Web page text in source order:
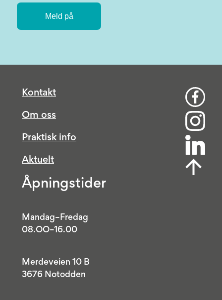
Kontakt
Om oss
Praktisk info
Aktuelt
Åpningstider
Mandag–Fredag
08.OO–16.00
Merdeveien 10 B
3676 Notodden